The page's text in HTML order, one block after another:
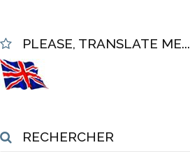
PLEASE, TRANSLATE ME...
RECHERCHER